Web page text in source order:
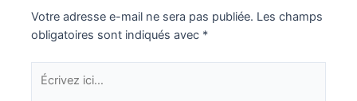
Votre adresse e-mail ne sera pas publiée. Les champs
obligatoires sont indiqués avec *
Écrivez
ici…